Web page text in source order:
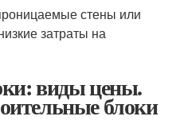
стены или
затраты на
виды цены.
блоки